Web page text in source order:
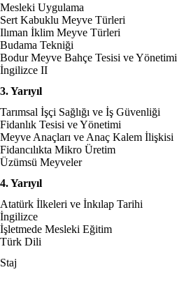
Mesleki Uygulama
Sert Kabuklu Meyve Türleri
Ilıman İklim Meyve Türleri
Budama Tekniği
Bodur Meyve Bahçe Tesisi ve Yönetimi
İngilizce II
3. Yarıyıl
Tarımsal İşçi Sağlığı ve İş Güvenliği
Fidanlık Tesisi ve Yönetimi
Meyve Anaçları ve Anaç Kalem İlişkisi
Fidancılıkta Mikro Üretim
Üzümsü Meyveler
4. Yarıyıl
Atatürk İlkeleri ve İnkılap Tarihi
İngilizce
İşletmede Mesleki Eğitim
Türk Dili
Staj